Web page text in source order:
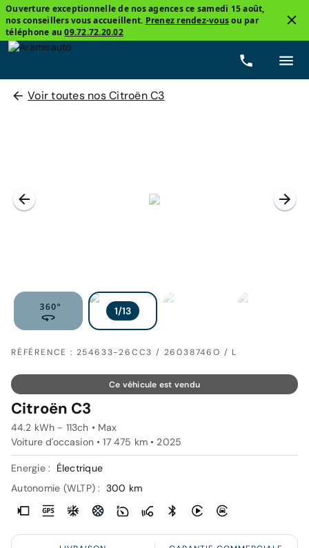
Ouverture exceptionnelle de nos agences ce samedi 15 août,
nos conseillers vous accueillent. Prenez rendez-vousou par
téléphone au09.72.72.20.02
Voir toutes nos Citroën C3
RÉFÉRENCE : 254633-26CC3 / 26038746O / L
Ce véhicule est vendu
Citroën C3
44.2 kWh - 113ch • Max
Voiture d'occasion • 17 475 km • 2025
Energie :
Électrique
Autonomie (WLTP) : 300 km